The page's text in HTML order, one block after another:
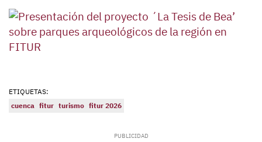
ETIQUETAS:
cuenca fitur turismo fitur 2026